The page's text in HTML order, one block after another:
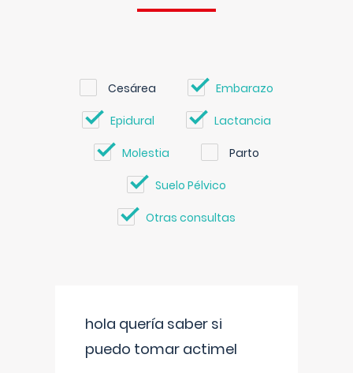
Cesárea Embarazo
Epidural Lactancia
Molestia Parto
Suelo Pélvico
Otras consultas
hola quería saber si
puedo tomar actimel